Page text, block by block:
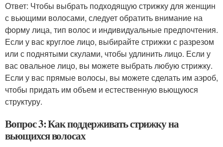
Ответ: Чтобы выбрать подходящую стрижку для женщин
с вьющими волосами, следует обратить внимание на
форму лица, тип волос и индивидуальные предпочтения.
Если у вас круглое лицо, выбирайте стрижки с разрезом
или с поднятыми скулами, чтобы удлинить лицо. Если у
вас овальное лицо, вы можете выбрать любую стрижку.
Если у вас прямые волосы, вы можете сделать им аэроб,
чтобы придать им объем и естественную вьющуюся
структуру.
Вопрос 3: Как поддерживать стрижку на
вьющихся волосах